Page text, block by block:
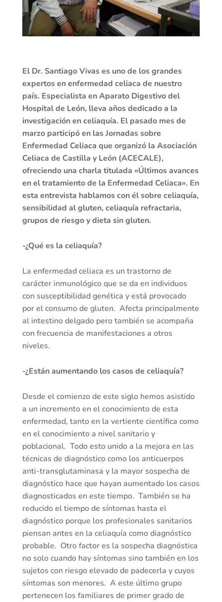
El Dr. Santiago Vivas es uno de los grandes
expertos en enfermedad celiaca de nuestro
país. Especialista en Aparato Digestivo del
Hospital de León, lleva años dedicado a la
investigación en celiaquía. El pasado mes de
marzo participó en las Jornadas sobre
Enfermedad Celiaca que organizó la Asociación
Celiaca de Castilla y León (ACECALE),
ofreciendo una charla titulada «Últimos avances
en el tratamiento de la Enfermedad Celiaca». En
esta entrevista hablamos con él sobre celiaquía,
sensibilidad al gluten, celiaquía refractaria,
grupos de riesgo y dieta sin gluten.
-¿Qué es la celiaquía?
La enfermedad celiaca es un trastorno de
carácter inmunológico que se da en individuos
con susceptibilidad genética y está provocado
por el consumo de gluten. Afecta principalmente
al intestino delgado pero también se acompaña
con frecuencia de manifestaciones a otros
niveles.
-¿Están aumentando los casos de celiaquía?
Desde el comienzo de este siglo hemos asistido
a un incremento en el conocimiento de esta
enfermedad, tanto en la vertiente científica como
en el conocimiento a nivel sanitario y
poblacional. Todo esto unido a la mejora en las
técnicas de diagnóstico como los anticuerpos
anti-transglutaminasa y la mayor sospecha de
diagnóstico hace que hayan aumentado los casos
diagnosticados en este tiempo. También se ha
reducido el tiempo de síntomas hasta el
diagnóstico porque los profesionales sanitarios
piensan antes en la celiaquía como diagnóstico
probable. Otro factor es la sospecha diagnóstica
no solo cuando hay síntomas sino también en los
sujetos con riesgo elevado de padecerla y cuyos
síntomas son menores. A este último grupo
pertenecen los familiares de primer grado de